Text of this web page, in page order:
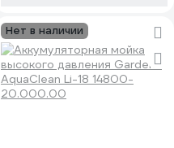
Нет в наличии